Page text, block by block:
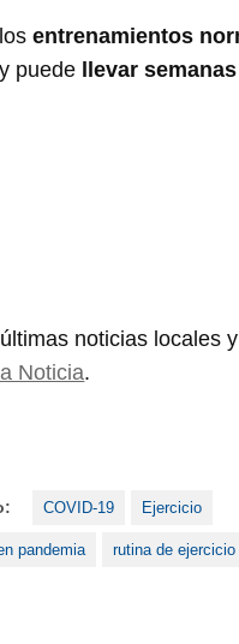
entrenamientos
y puede llevar
noticias locales
Noticia.
COVID-19 Ejercicio
pandemia rutina de ejercicio